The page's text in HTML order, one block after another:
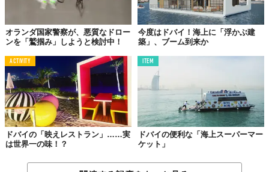
オランダ国家警察が、悪質なドロー
ンを「鷲掴み」しようと検討中！
今度はドバイ！海上に「浮かぶ建
築」、ブーム到来か
ACTIVITY
ドバイの「映えレストラン」……実
は世界一の味！？
ITEM
ドバイの便利な「海上スーパーマー
ケット」